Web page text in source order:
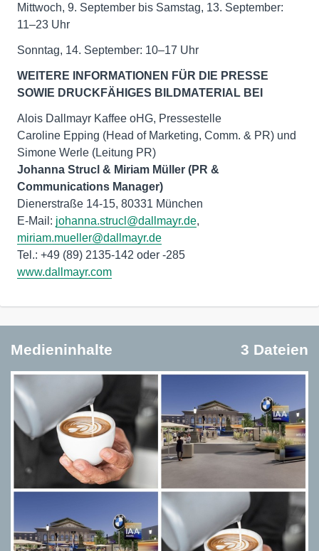
Mittwoch, 9. September bis Samstag, 13. September:
11–23 Uhr
Sonntag, 14. September: 10–17 Uhr
WEITERE INFORMATIONEN FÜR DIE PRESSE
SOWIE DRUCKFÄHIGES BILDMATERIAL BEI
Alois Dallmayr Kaffee oHG, Pressestelle
Caroline Epping (Head of Marketing, Comm. & PR) und
Johanna Strucl & Miriam Müller (PR &
Communications Manager)
Dienerstraße 14-15, 80331 München
E-Mail: johanna.strucl@dallmayr.de,
miriam.mueller@dallmayr.de
www.dallmayr.com
Medieninhalte 3 Dateien